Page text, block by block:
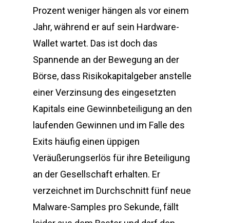
Prozent weniger hängen als vor einem
Jahr, während er auf sein Hardware-
Wallet wartet. Das ist doch das
Spannende an der Bewegung an der
Börse, dass Risikokapitalgeber anstelle
einer Verzinsung des eingesetzten
Kapitals eine Gewinnbeteiligung an den
laufenden Gewinnen und im Falle des
Exits häufig einen üppigen
Veräußerungserlös für ihre Beteiligung
an der Gesellschaft erhalten. Er
verzeichnet im Durchschnitt fünf neue
Malware-Samples pro Sekunde, fällt